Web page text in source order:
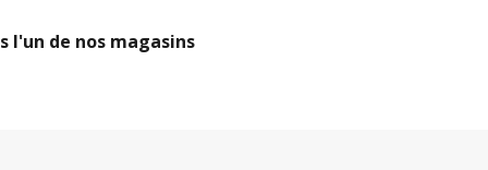
l'un de nos magasins